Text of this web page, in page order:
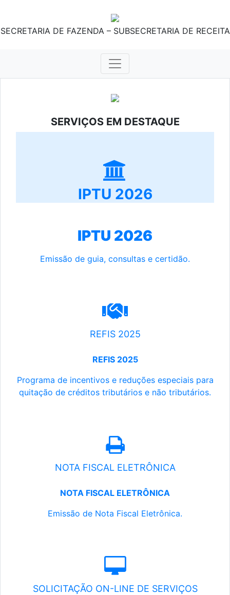
SECRETARIA DE FAZENDA – SUBSECRETARIA DE RECEITA
SERVIÇOS EM DESTAQUE
IPTU 2026
IPTU 2026
Emissão de guia, consultas e certidão.
REFIS 2025
REFIS 2025
Programa de incentivos e reduções especiais para
quitação de créditos tributários e não tributários.
NOTA FISCAL ELETRÔNICA
NOTA FISCAL ELETRÔNICA
Emissão de Nota Fiscal Eletrônica.
SOLICITAÇÃO ON-LINE DE SERVIÇOS